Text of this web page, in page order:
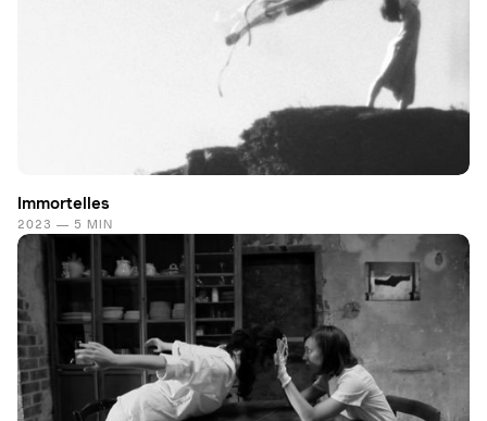
Immortelles
2023 — 5 MIN